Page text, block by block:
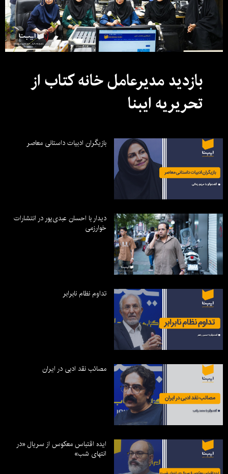
بازدید مدیرعامل خانه کتاب از
تحریریه ایبنا
بازیگران ادبیات داستانی معاصر
دیدار با احسان عبدی‌پور در انتشارات
خوارزمی
تداوم نظام نابرابر
مصائب نقد ادبی در ایران
ایده اقتباس معکوس از سریال «در
انتهای شب»